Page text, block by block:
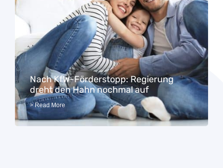
Nach KfW-Förderstopp: Regierung
dreht den Hahn nochmal auf
> Read More